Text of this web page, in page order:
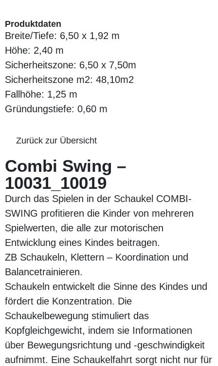
Produktdaten
Breite/Tiefe: 6,50 x 1,92 m
Höhe: 2,40 m
Sicherheitszone: 6,50 x 7,50m
Sicherheitszone m2: 48,10m2
Fallhöhe: 1,25 m
Gründungstiefe: 0,60 m
Zurück zur Übersicht
Combi Swing –
10031_10019
Durch das Spielen in der Schaukel COMBI-
SWING profitieren die Kinder von mehreren
Spielwerten, die alle zur motorischen
Entwicklung eines Kindes beitragen.
ZB Schaukeln, Klettern – Koordination und
Balancetrainieren.
Schaukeln entwickelt die Sinne des Kindes und
fördert die Konzentration. Die
Schaukelbewegung stimuliert das
Kopfgleichgewicht, indem sie Informationen
über Bewegungsrichtung und -geschwindigkeit
aufnimmt. Eine Schaukelfahrt sorgt nicht nur für